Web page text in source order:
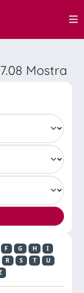
Mostra
F G H
I
R S T
U